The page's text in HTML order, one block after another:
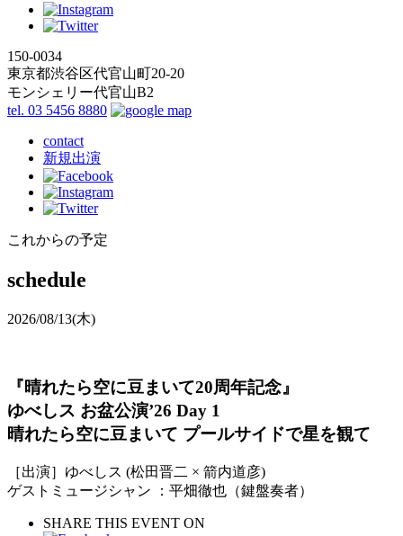
150-0034
東京都渋谷区代官山町20-20
モンシェリー代官山B2
tel. 03 5456 8880
contact
新規出演
これからの予定
schedule
2026/08/13(木)
『晴れたら空に豆まいて20周年記念』
ゆべしス お盆公演’26 Day 1
晴れたら空に豆まいて プールサイドで星を観て
［出演］ゆべしス (松田晋二 × 箭内道彦)
ゲストミュージシャン ：平畑徹也（鍵盤奏者）
SHARE THIS EVENT ON